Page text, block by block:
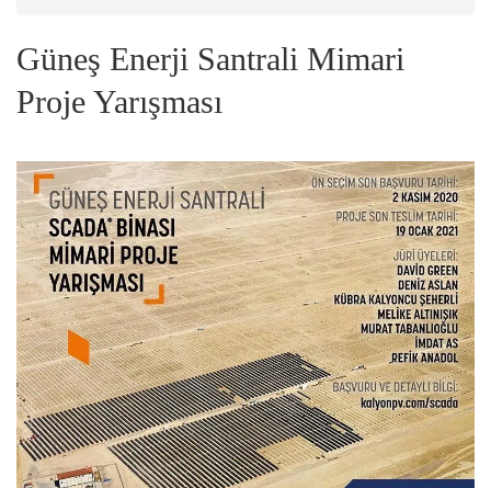
Güneş Enerji Santrali Mimari
Proje Yarışması